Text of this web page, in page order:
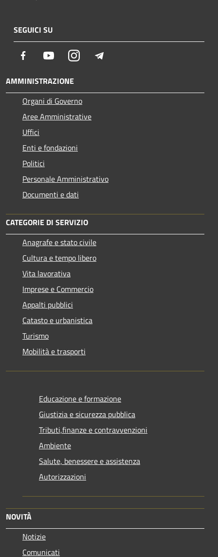
SEGUICI SU
Facebook YoutubeInstagram
AMMINISTRAZIONE
Organi di Governo
Aree Amministrative
Uffici
Enti e fondazioni
Politici
Personale Amministrativo
Documenti e dati
CATEGORIE DI SERVIZIO
Anagrafe e stato civile
Cultura e tempo libero
Vita lavorativa
Imprese e Commercio
Appalti pubblici
Catasto e urbanistica
Turismo
Mobilità e trasporti
Educazione e formazione
Giustizia e sicurezza pubblica
Tributi,finanze e contravvenzioni
Ambiente
Salute, benessere e assistenza
Autorizzazioni
NOVITÀ
Notizie
Comunicati